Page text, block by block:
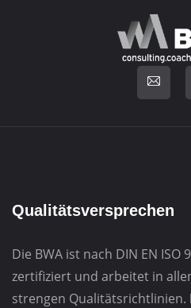
Qualitätsversprechen
Die BWA ist nach DIN EN ISO
zertifiziert und arbeitet in
strengen Qualitätsrichtlinien.